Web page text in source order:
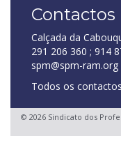
Contactos
Calçada da
291 206 360 ; 914
spm@spm-ram.org
Todos os
© 2026 Sindicato dos